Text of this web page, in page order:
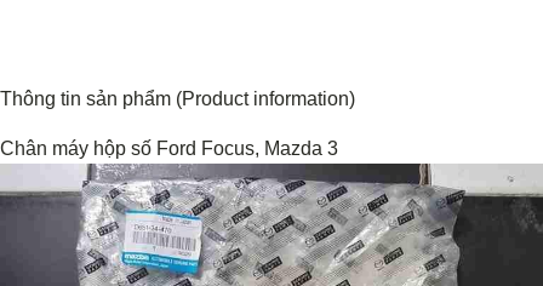
Thông tin sản phẩm (Product information)
Chân máy hộp số Ford Focus, Mazda 3